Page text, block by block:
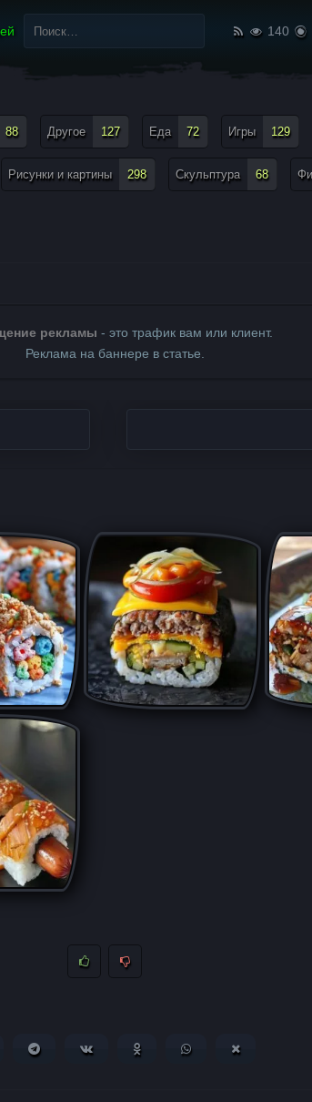
Найти:
140
88 Другое 127 Еда 72 Игры 129
Рисунки и картины 298 Скульптура 68
рекламы - это трафик вам или клиент.
Реклама на баннере в статье.
ссылку
Поделиться в Telegram
Поделиться ВКонтакте
Поделиться вПоделиться в